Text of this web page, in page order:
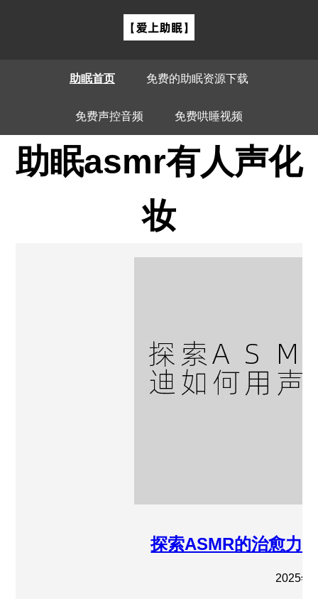
助眠首页 免费的助眠资源下载
免费声控音频 免费哄睡视频
助眠asmr有人声化
妆
探索ASMR的治愈力
2025年